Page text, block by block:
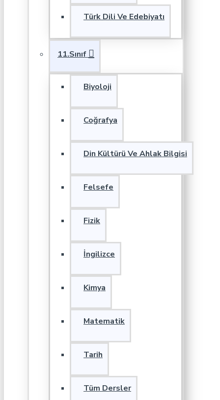
Türk Dili Ve Edebiyatı
11.Sınıf
Biyoloji
Coğrafya
Din Kültürü Ve Ahlak Bilgisi
Felsefe
Fizik
İngilizce
Kimya
Matematik
Tarih
Tüm Dersler